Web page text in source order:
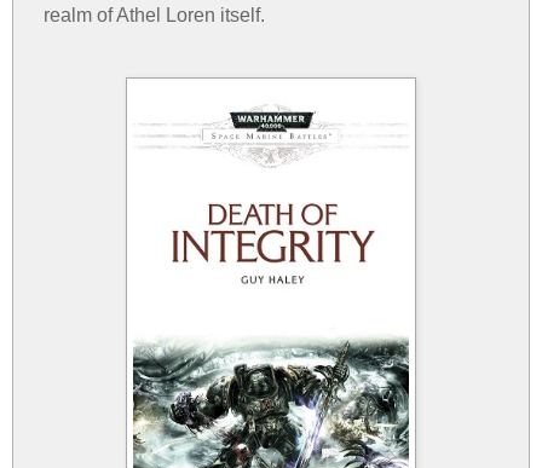
realm of Athel Loren itself.